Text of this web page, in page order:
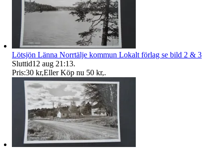
Lötsjön Länna Norrtälje kommun Lokalt förlag se bild 2 & 3
Sluttid12 aug 21:13.
Pris:30 kr,Eller Köp nu 50 kr,.